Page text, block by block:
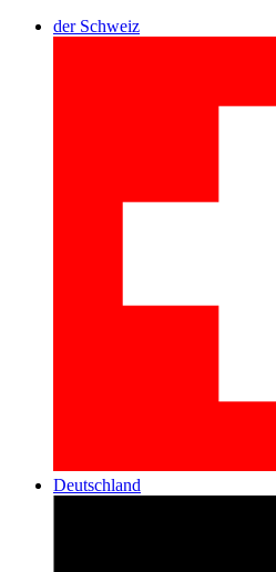
der Schweiz
Deutschland